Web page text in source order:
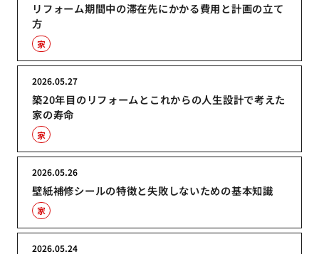
リフォーム期間中の滞在先にかかる費用と計画の立て
方
家
築20年目のリフォームとこれからの人生設計で考えた
家の寿命
2026.05.27
家
壁紙補修シールの特徴と失敗しないための基本知識
2026.05.26
家
2026.05.24